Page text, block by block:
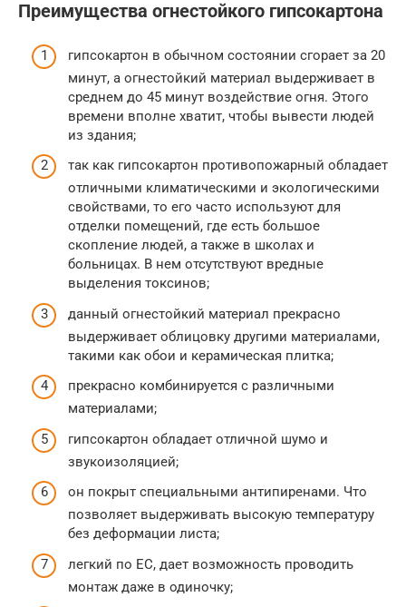
Преимущества огнестойкого гипсокартона
гипсокартон в обычном состоянии сгорает за 20
минут, а огнестойкий материал выдерживает в
среднем до 45 минут воздействие огня. Этого
времени вполне хватит, чтобы вывести людей
из здания;
так как гипсокартон противопожарный обладает
отличными климатическими и экологическими
свойствами, то его часто используют для
отделки помещений, где есть большое
скопление людей, а также в школах и
больницах. В нем отсутствуют вредные
выделения токсинов;
данный огнестойкий материал прекрасно
выдерживает облицовку другими материалами,
такими как обои и керамическая плитка;
прекрасно комбинируется с различными
материалами;
гипсокартон обладает отличной шумо и
звукоизоляцией;
он покрыт специальными антипиренами. Что
позволяет выдерживать высокую температуру
без деформации листа;
легкий по ЕС, дает возможность проводить
монтаж даже в одиночку;